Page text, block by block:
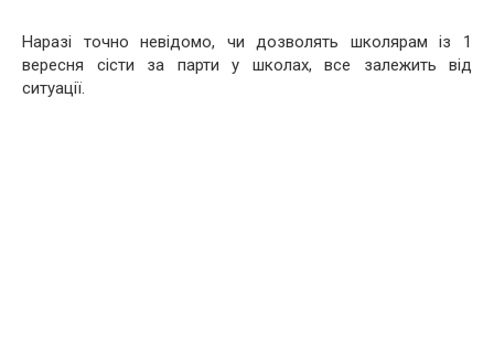
Наразі точно невідомо, чи дозволять школярам із 1
вересня сісти за парти у школах, все залежить від
ситуації.